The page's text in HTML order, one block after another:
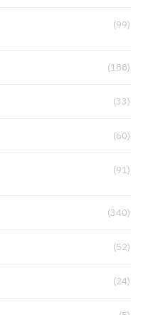
(99)
(188)
(33)
(60)
(91)
(340)
(52)
(24)